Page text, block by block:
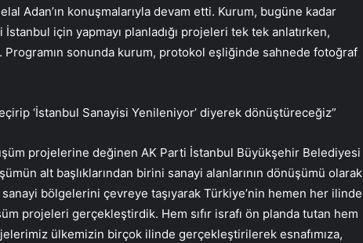
Adan’ın konuşmalarıyla devam etti. Kurum, bugüne kadar
için yapmayı planladığı projeleri tek tek anlatırken,
Programın sonunda kurum, protokol eşliğinde sahnede fotoğraf
‘İstanbul Sanayisi Yenileniyor’ diyerek dönüştüreceğiz”
projelerine değinen AK Parti İstanbul Büyükşehir Belediyesi
alt başlıklarından birini sanayi alanlarının dönüşümü olarak
bölgelerini çevreye taşıyarak Türkiye’nin hemen her ilinde
projeleri gerçekleştirdik. Hem sıfır israfı ön planda tutan hem
ülkemizin birçok ilinde gerçekleştirilerek esnafımıza,